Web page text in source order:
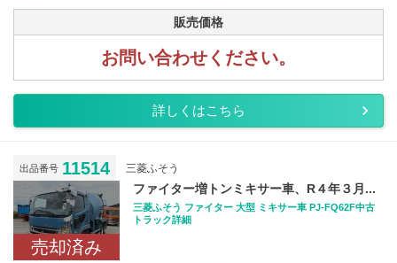
販売価格
お問い合わせください。
詳しくはこちら
出品番号 11514 三菱ふそう
売却済み
ファイター増トンミキサー車、R４年３月...
三菱ふそう ファイター 大型 ミキサー車 PJ-FQ62F中古
トラック詳細